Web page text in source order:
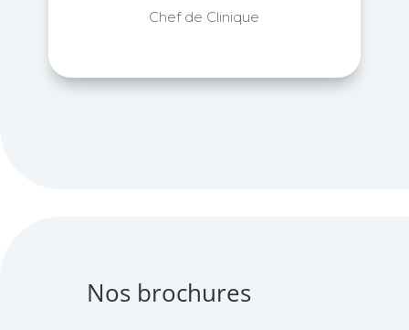
Chef de Clinique
Nos brochures